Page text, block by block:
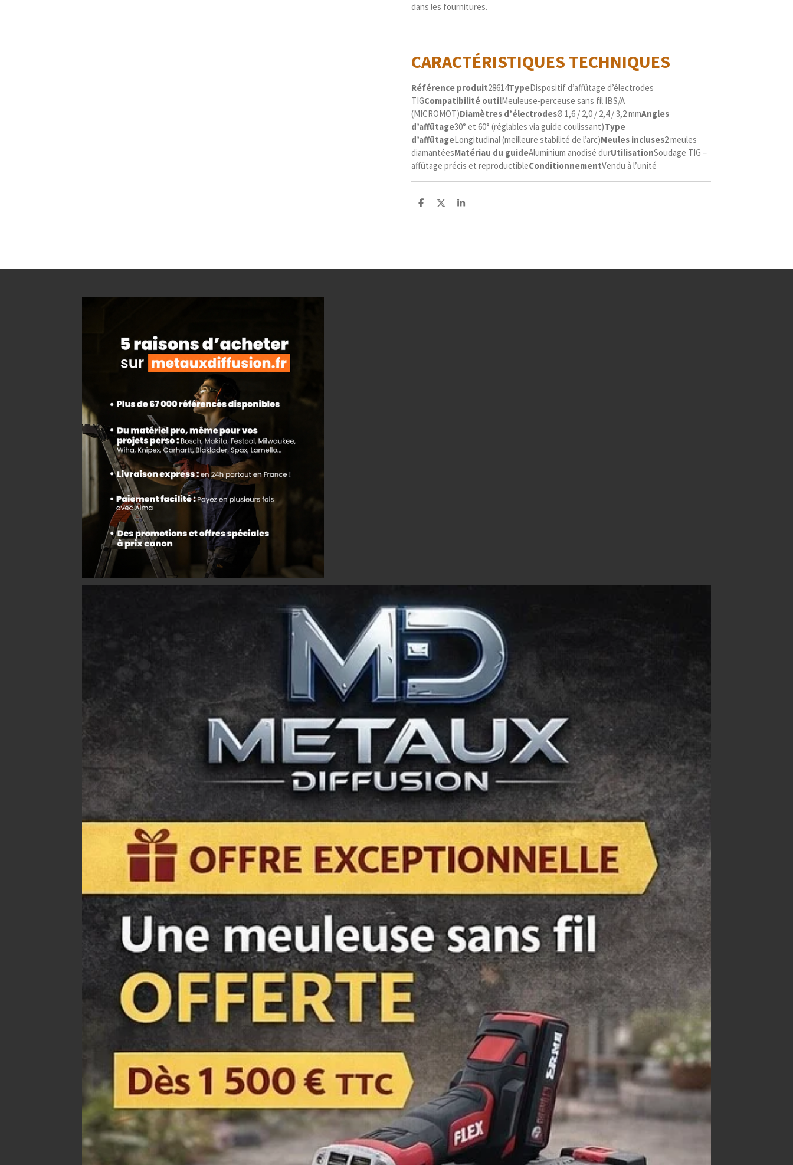
dans les fournitures.
CARACTÉRISTIQUES TECHNIQUES
Référence produit28614TypeDispositif d’affûtage d’électrodes
TIGCompatibilité outilMeuleuse-perceuse sans fil IBS/A
(MICROMOT)Diamètres d’électrodesØ 1,6 / 2,0 / 2,4 / 3,2 mmAngles
d’affûtage30° et 60° (réglables via guide coulissant)Type
d’affûtageLongitudinal (meilleure stabilité de l’arc)Meules incluses2 meules
diamantéesMatériau du guideAluminium anodisé durUtilisationSoudage TIG –
affûtage précis et reproductibleConditionnementVendu à l’unité
P
r
P
r
P
r